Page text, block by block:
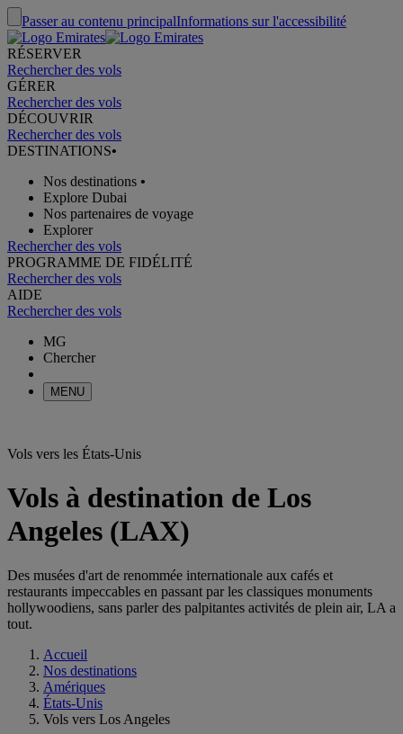
Passer au contenu principalInformations sur l'accessibilité
RÉSERVER
Rechercher des vols
GÉRER
Rechercher des vols
DÉCOUVRIR
Rechercher des vols
DESTINATIONS•
Nos destinations •
Explore Dubai
Nos partenaires de voyage
Explorer
Rechercher des vols
PROGRAMME DE FIDÉLITÉ
Rechercher des vols
AIDE
Rechercher des vols
MG
Chercher
MENU
Vols vers les États-Unis
Vols à destination de Los
Angeles (LAX)
Des musées d'art de renommée internationale aux cafés et
restaurants impeccables en passant par les classiques monuments
hollywoodiens, sans parler des palpitantes activités de plein air, LA a
tout.
Accueil
Nos destinations
Amériques
États-Unis
Vols vers Los Angeles